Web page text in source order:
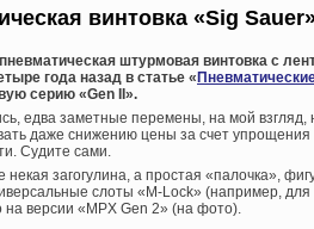
винтовка «Sig
штурмовая винтовка с
года назад в статье «
серию «Gen II».
едва заметные перемены, на мой взгляд,
даже снижению цены за счет упрощения
Судите сами.
некая загогулина, а простая «палочка»,
слоты «M-Lock» (например,
на версии «MPX Gen 2» (на фото).